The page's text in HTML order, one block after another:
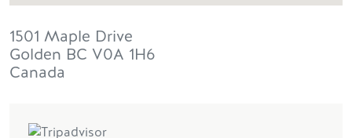
1501 Maple Drive
Golden BC V0A 1H6
Canada